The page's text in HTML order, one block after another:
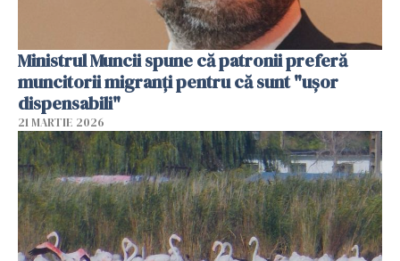
Ministrul Muncii spune că patronii preferă
muncitorii migranți pentru că sunt "uşor
dispensabili"
21 MARTIE 2026